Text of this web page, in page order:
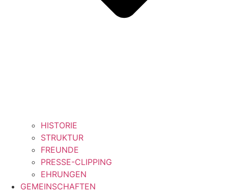
HISTORIE
STRUKTUR
FREUNDE
PRESSE-CLIPPING
EHRUNGEN
GEMEINSCHAFTEN